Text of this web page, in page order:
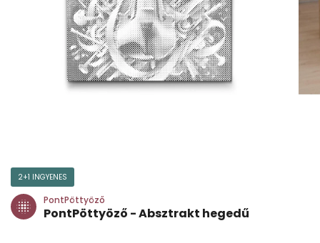
2+1 INGYENES
PontPöttyöző
PontPöttyöző - Absztrakt hegedű